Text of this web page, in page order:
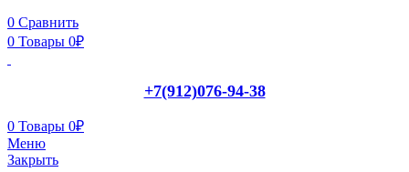
0 Сравнить
0 Товары 0₽
+7(912)076-94-38
0 Товары 0₽
Меню
Закрыть